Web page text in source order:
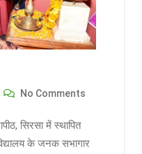
No Comments
सिरसा में स्थापित
के जनक सभागार